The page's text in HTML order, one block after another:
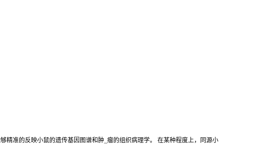
精准的反映小鼠的遗传基因图谱和肿_瘤的组织病理学。 在某种程度上，同源小